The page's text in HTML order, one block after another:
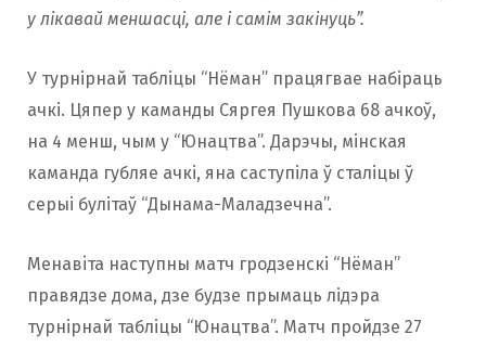
у лікавай меншасці, але і самім закінуць”.
У турнірнай табліцы “Нёман” працягвае набіраць
ачкі. Цяпер у каманды Сяргея Пушкова 68 ачкоў,
на 4 менш, чым у “Юнацтва”. Дарэчы, мінская
каманда губляе ачкі, яна саступіла ў сталіцы ў
серыі булітаў “Дынама-Маладзечна”.
Менавiта наступны матч гродзенскі “Нёман”
правядзе дома, дзе будзе прымаць лідэра
турнірнай табліцы “Юнацтва”. Матч пройдзе 27